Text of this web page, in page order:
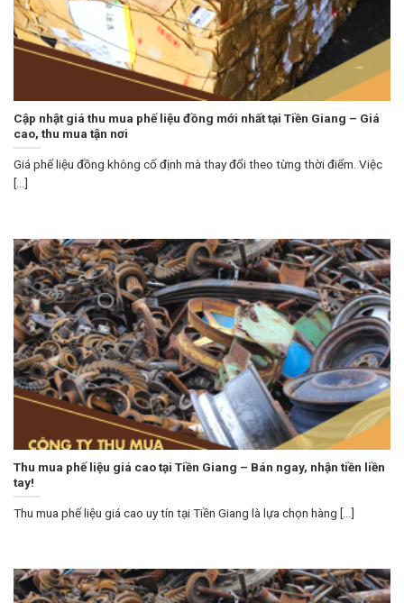
Cập nhật giá thu mua phế liệu đồng mới nhất tại Tiền Giang – Giá
cao, thu mua tận nơi
Giá phế liệu đồng không cố định mà thay đổi theo từng thời điểm. Việc
[...]
Thu mua phế liệu giá cao tại Tiền Giang – Bán ngay, nhận tiền liền
tay!
Thu mua phế liệu giá cao uy tín tại Tiền Giang là lựa chọn hàng [...]